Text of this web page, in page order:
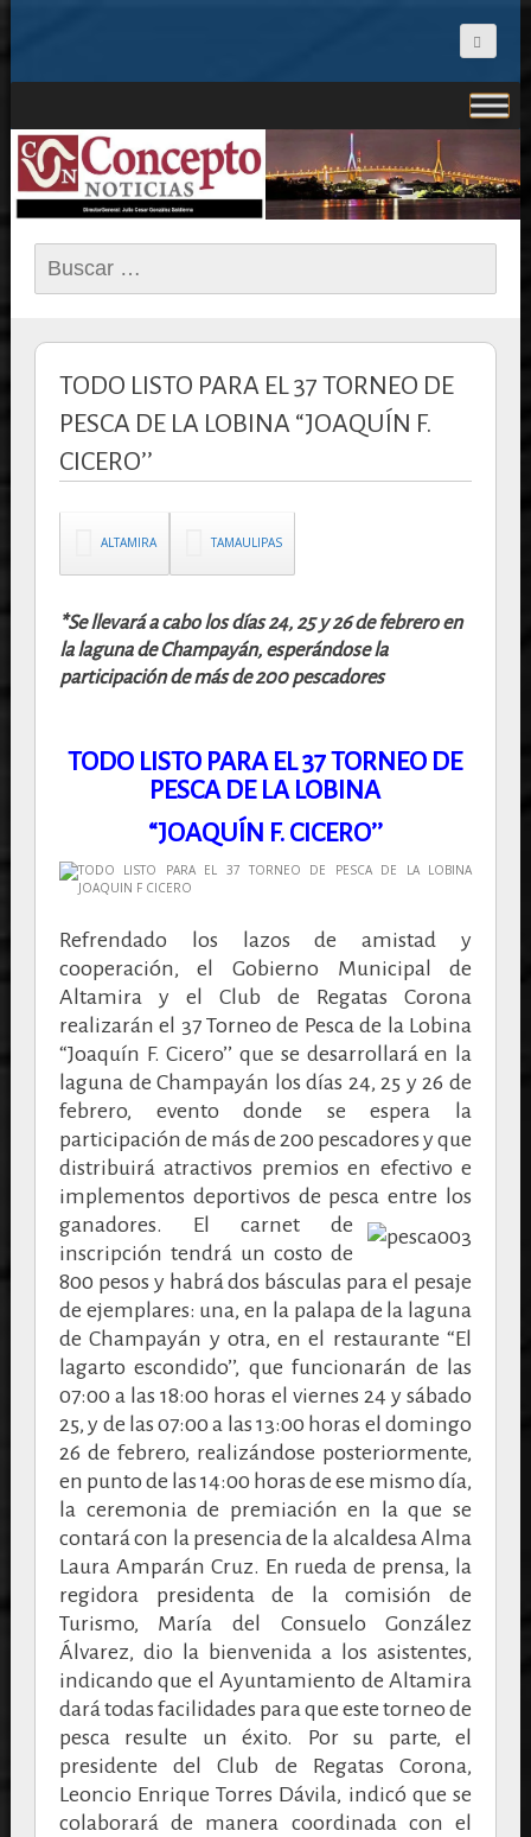
CONCEPTO NOTICIAS
Buscar:
TODO LISTO PARA EL 37 TORNEO DE
PESCA DE LA LOBINA “JOAQUÍN F.
CICERO’’
ALTAMIRA TAMAULIPAS
*Se llevará a cabo los días 24, 25 y 26 de febrero en
la laguna de Champayán, esperándose la
participación de más de 200 pescadores
TODO LISTO PARA EL 37 TORNEO DE
PESCA DE LA LOBINA
“JOAQUÍN F. CICERO’’
Refrendado los lazos de amistad y
cooperación, el Gobierno Municipal de
Altamira y el Club de Regatas Corona
realizarán el 37 Torneo de Pesca de la Lobina
“Joaquín F. Cicero’’ que se desarrollará en la
laguna de Champayán los días 24, 25 y 26 de
febrero, evento donde se espera la
participación de más de 200 pescadores y que
distribuirá atractivos premios en efectivo e
implementos deportivos de pesca entre los
ganadores. El carnet de
inscripción tendrá un costo de
800 pesos y habrá dos básculas para el pesaje
de ejemplares: una, en la palapa de la laguna
de Champayán y otra, en el restaurante “El
lagarto escondido’’, que funcionarán de las
07:00 a las 18:00 horas el viernes 24 y sábado
25, y de las 07:00 a las 13:00 horas el domingo
26 de febrero, realizándose posteriormente,
en punto de las 14:00 horas de ese mismo día,
la ceremonia de premiación en la que se
contará con la presencia de la alcaldesa Alma
Laura Amparán Cruz. En rueda de prensa, la
regidora presidenta de la comisión de
Turismo, María del Consuelo González
Álvarez, dio la bienvenida a los asistentes,
indicando que el Ayuntamiento de Altamira
dará todas facilidades para que este torneo de
pesca resulte un éxito. Por su parte, el
presidente del Club de Regatas Corona,
Leoncio Enrique Torres Dávila, indicó que se
colaborará de manera coordinada con el